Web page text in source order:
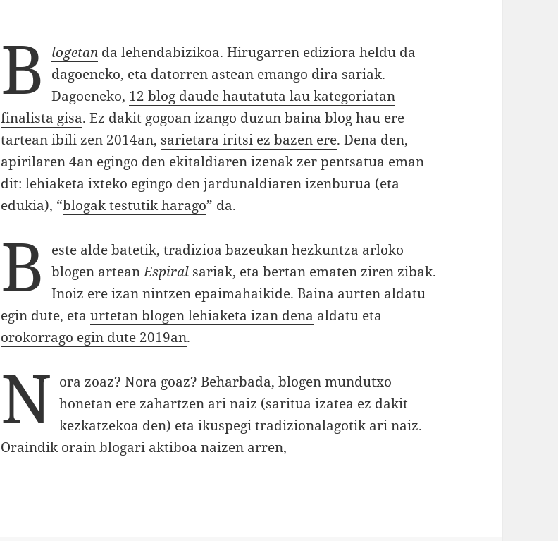
B logetanda lehendabizikoa. Hirugarren ediziora heldu da
dagoeneko, eta datorren astean emango dira sariak.
Dagoeneko, 12 blog daude hautatuta lau kategoriatan
finalista gisa. Ez dakit gogoan izango duzun baina blog hau ere
tartean ibili zen 2014an, sarietara iritsi ez bazen ere. Dena den,
apirilaren 4an egingo den ekitaldiaren izenak zer pentsatua eman
dit: lehiaketa ixteko egingo den jardunaldiaren izenburua (eta
edukia), “blogak testutik harago” da.
B
este alde batetik, tradizioa bazeukan hezkuntza arloko
blogen arteanEspiralsariak, eta bertan ematen ziren zibak.
Inoiz ere izan nintzen epaimahaikide. Baina aurten aldatu
egin dute, etaurtetan blogen lehiaketa izan dena aldatu eta
orokorrago egin dute 2019an.
N ora zoaz? Nora goaz? Beharbada, blogen mundutxo
honetan ere zahartzen ari naiz (saritua izatea ez dakit
kezkatzekoa den) eta ikuspegi tradizionalagotik ari naiz.
Oraindik orain blogari aktiboa naizen arren,